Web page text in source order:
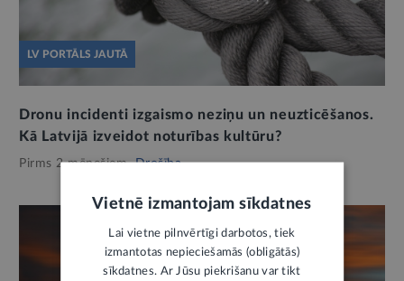
LV PORTĀLS JAUTĀ
Dronu incidenti izgaismo neziņu un neuzticēšanos.
Kā Latvijā izveidot noturības kultūru?
Pirms 2 mēnešiem, Drošība
Vietnē izmantojam sīkdatnes
Lai vietne pilnvērtīgi darbotos, tiek
izmantotas nepieciešamās (obligātās)
sīkdatnes. Ar Jūsu piekrišanu var tikt